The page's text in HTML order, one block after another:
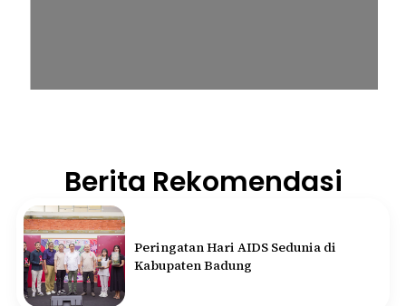
Berita Rekomendasi
Peringatan Hari AIDS Sedunia di
Kabupaten Badung